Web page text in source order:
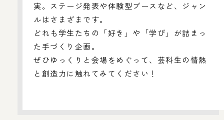
実。ステージ発表や体験型ブースなど、ジャン
ルはさまざまです。
どれも学生たちの「好き」や「学び」が詰まっ
た手づくり企画。
ぜひゆっくりと会場をめぐって、芸科生の情熱
と創造力に触れてみてください！